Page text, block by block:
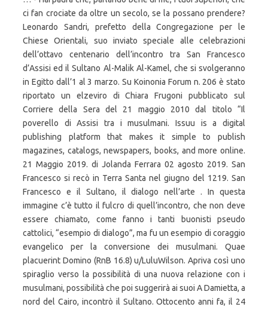
ci fan crociate da oltre un secolo, se la possano prendere?
Leonardo Sandri, prefetto della Congregazione per le
Chiese Orientali, suo inviato speciale alle celebrazioni
dell’ottavo centenario dell’incontro tra San Francesco
d’Assisi ed il Sultano Al-Malik Al-Kamel, che si svolgeranno
in Egitto dall’1 al 3 marzo. Su Koinonia Forum n. 206 è stato
riportato un elzeviro di Chiara Frugoni pubblicato sul
Corriere della Sera del 21 maggio 2010 dal titolo “Il
poverello di Assisi tra i musulmani. Issuu is a digital
publishing platform that makes it simple to publish
magazines, catalogs, newspapers, books, and more online.
21 Maggio 2019. di Jolanda Ferrara 02 agosto 2019. San
Francesco si recò in Terra Santa nel giugno del 1219. San
Francesco e il Sultano, il dialogo nell’arte . In questa
immagine c’è tutto il fulcro di quell’incontro, che non deve
essere chiamato, come fanno i tanti buonisti pseudo
cattolici, “esempio di dialogo”, ma fu un esempio di coraggio
evangelico per la conversione dei musulmani. Quae
placuerint Domino (RnB 16.8) u/LuluWilson. Apriva così uno
spiraglio verso la possibilità di una nuova relazione con i
musulmani, possibilità che poi suggerirà ai suoi A Damietta, a
nord del Cairo, incontrò il Sultano. Ottocento anni fa, il 24